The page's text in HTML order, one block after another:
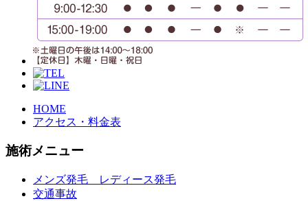
HOME
アクセス・料金表
施術メニュー
メンズ発毛 レディース発毛
交通事故